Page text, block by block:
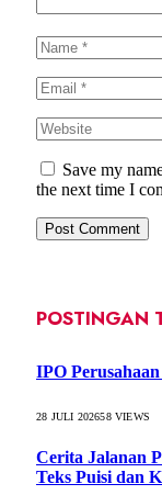
Save my
the next time I
POSTINGAN
IPO
28 JULI 202658VIEWS
Cerita Jalanan
Teks Puisi dan